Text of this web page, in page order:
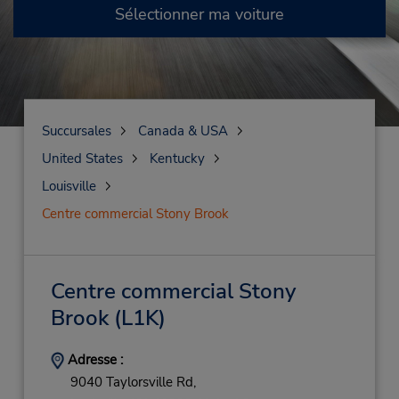
Sélectionner ma voiture
Succursales
Canada & USA
United States
Kentucky
Louisville
Centre commercial Stony Brook
Centre commercial Stony
Brook(L1K)
Adresse :
9040 Taylorsville Rd,